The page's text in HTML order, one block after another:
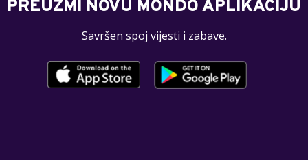
PREUZMI NOVU MONDO APLIKACIJU
Savršen spoj vijesti i zabave.